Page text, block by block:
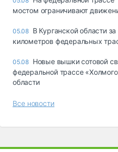
мостом ограничивают
05.08 В Курганской области
километров федеральных
05.08 Новые вышки сотовой
федеральной трассе
области
Все новости